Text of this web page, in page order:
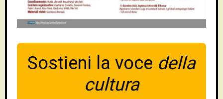
Sostieni la voce della
cultura